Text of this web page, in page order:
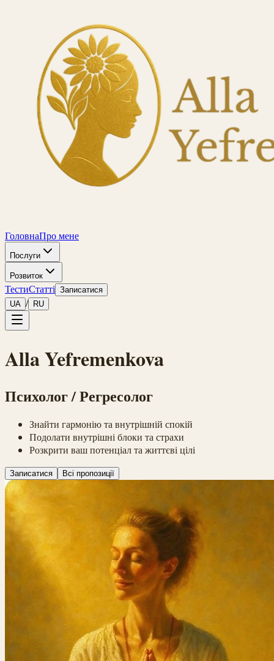
ГоловнаПро мене
Послуги
Розвиток
ТестиСтатті Записатися
UA / RU
Alla Yefremenkova
Психолог / Регресолог
Знайти гармонію та внутрішній спокій
Подолати внутрішні блоки та страхи
Розкрити ваш потенціал та життєві цілі
Записатися Всі пропозиції